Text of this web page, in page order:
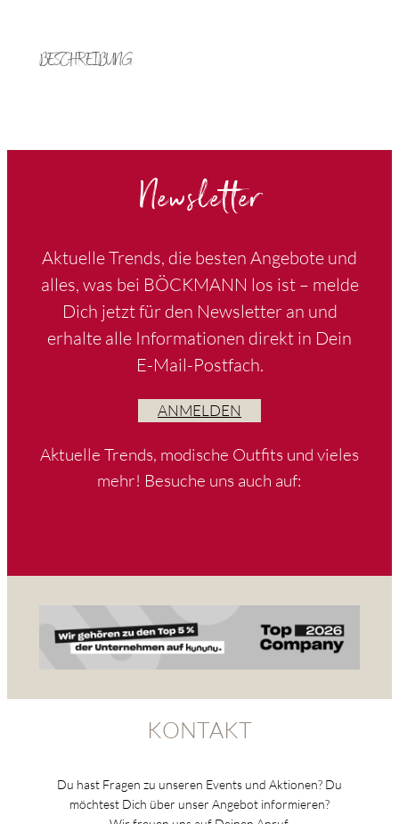
BESCHREIBUNG
Newsletter
Aktuelle Trends, die besten Angebote und
alles, was bei BÖCKMANN los ist – melde
Dich jetzt für den Newsletter an und
erhalte alle Informationen direkt in Dein
E-Mail-Postfach.
ANMELDEN
Aktuelle Trends, modische Outfits und vieles
mehr! Besuche uns auch auf:
KONTAKT
Du hast Fragen zu unseren Events und Aktionen? Du
möchtest Dich über unser Angebot informieren?